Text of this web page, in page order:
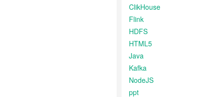
ClikHouse
Flink
HDFS
HTML5
Java
Kafka
NodeJS
ppt